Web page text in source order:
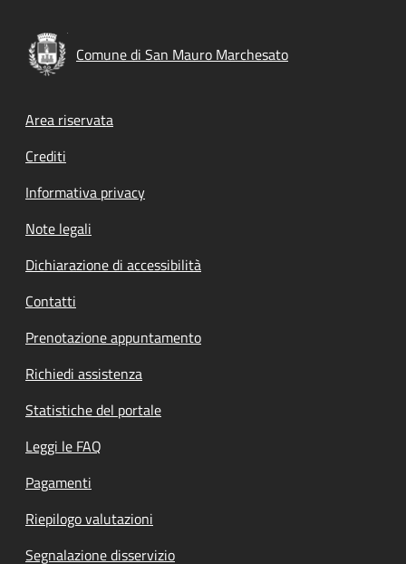
Comune di San Mauro Marchesato
Footer menu
Area riservata
Crediti
Informativa privacy
Note legali
Dichiarazione di accessibilità
Contatti
Prenotazione appuntamento
Richiedi assistenza
Statistiche del portale
Leggi le FAQ
Pagamenti
Riepilogo valutazioni
Segnalazione disservizio